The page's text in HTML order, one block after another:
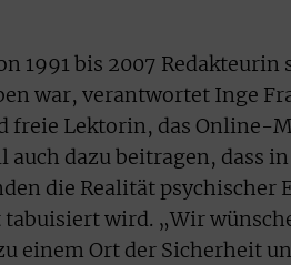
1991 bis 2007 Redakteurin
war, verantwortet Inge
freie Lektorin, das Online-
dazu beitragen, dass
die Realität psychischer
wird. „Wir
einem Ort der Sicherheit